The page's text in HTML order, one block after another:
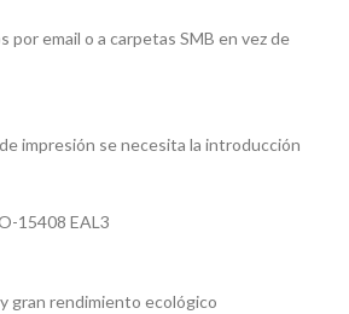
por email o a carpetas SMB en vez de
impresión se necesita la introducción
15408 EAL3
gran rendimiento ecológico